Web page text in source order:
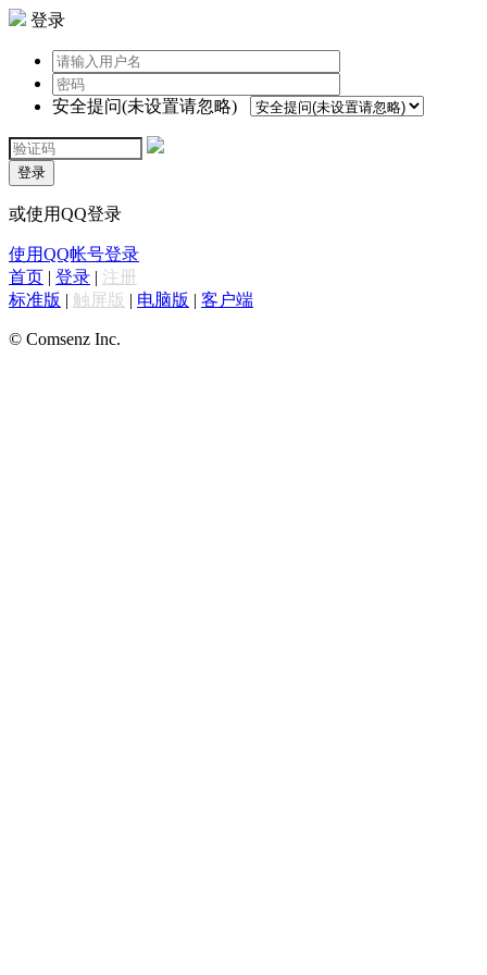
登录
安全提问(未设置请忽略)
登录
或使用QQ登录
使用QQ帐号登录
首页 | 登录 | 注册
标准版 | 触屏版 | 电脑版 | 客户端
© Comsenz Inc.